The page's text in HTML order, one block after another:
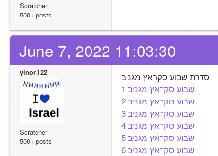
Scratcher
500+ posts
June 7, 2022 11:03:30
yinon122
Scratcher
500+ posts
סדרת שבוע סקראץ מגניב
שבוע סקראץ מגניב 1
שבוע סקראץ מגניב 2
שבוע סקראץ מגניב 3
שבוע סקראץ מגניב 4
שבוע סקראץ מגניב 5
שבוע סקראץ מגניב 6